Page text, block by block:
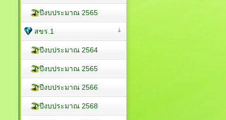
ปีงบประมาณ 2565
สขร.1
ปีงบประมาณ 2564
ปีงบประมาณ 2565
ปีงบประมาณ 2566
ปีงบประมาณ 2568